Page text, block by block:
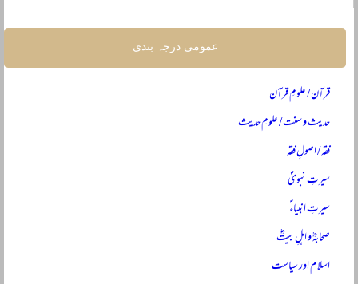
عمومی درجہ بندی
قرآن / علومِ قرآن
حدیث و سنت / علومِ حدیث
فقہ / اصولِ فقہ
سیرتِ نبویؐ
سیرتِ انبیاءؑ
صحابہؓ و اہلِ بیتؓ
اسلام اور سیاست